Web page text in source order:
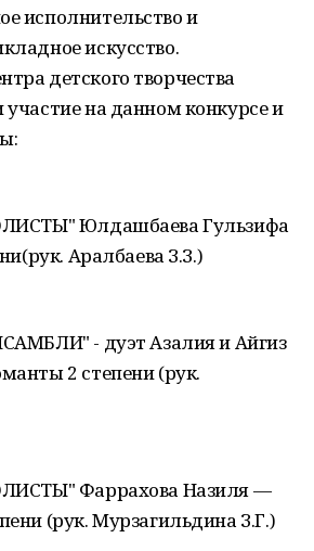
исполнительство и
искусство.
детского творчества
на данном конкурсе и
Юлдашбаева Гульзифа
Аралбаева З.З.)
- дуэт Азалия и Айгиз
2 степени (рук.
Фаррахова Назиля —
(рук. Мурзагильдина З.Г.)